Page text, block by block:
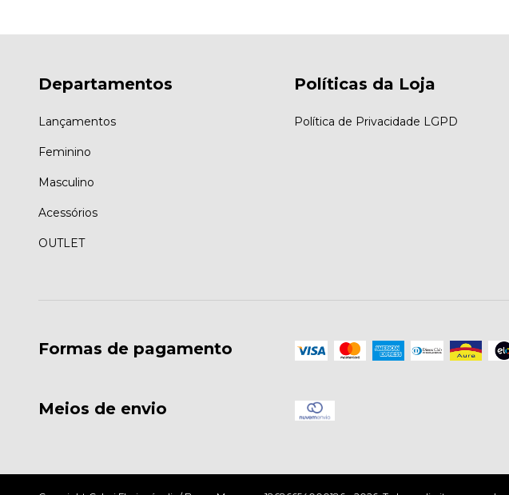
Departamentos
Lançamentos
Feminino
Masculino
Acessórios
OUTLET
Políticas da Loja
Política de Privacidade LGPD
Formas de pagamento
Meios de envio